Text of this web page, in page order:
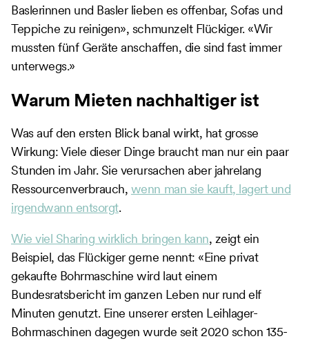
Baslerinnen und Basler lieben es offenbar, Sofas und
Teppiche zu reinigen», schmunzelt Flückiger. «Wir
mussten fünf Geräte anschaffen, die sind fast immer
unterwegs.»
Warum Mieten nachhaltiger ist
Was auf den ersten Blick banal wirkt, hat grosse
Wirkung: Viele dieser Dinge braucht man nur ein paar
Stunden im Jahr. Sie verursachen aber jahrelang
Ressourcenverbrauch, wenn man sie kauft, lagert und
irgendwann entsorgt.
Wie viel Sharing wirklich bringen kann, zeigt ein
Beispiel, das Flückiger gerne nennt: «Eine privat
gekaufte Bohrmaschine wird laut einem
Bundesratsbericht im ganzen Leben nur rund elf
Minuten genutzt. Eine unserer ersten Leihlager-
Bohrmaschinen dagegen wurde seit 2020 schon 135-